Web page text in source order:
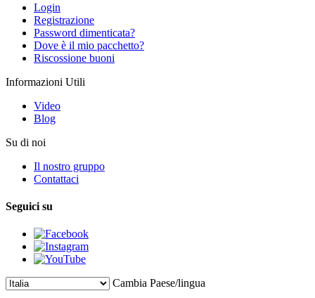
Login
Registrazione
Password dimenticata?
Dove è il mio pacchetto?
Riscossione buoni
Informazioni Utili
Video
Blog
Su di noi
Il nostro gruppo
Contattaci
Seguici su
Cambia Paese/lingua